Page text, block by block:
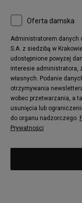
Oferta damska
Administratorem danych
S.A. z siedzibą w
udostępnione powyżej
interesie administratora,
własnych. Podanie
otrzymywania
wobec przetwarzania, a
usunięcia lub
do organu nadzorczego.
Prywatności